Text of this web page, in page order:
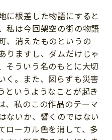
に根差した物語にすると
私は今回架空の街の物語
、消えたものというの
りますし、ダムだけじゃ
そういう名のもとに大切
く。また、図らずも災害
というようなことが起き
、私のこの作品のテーマ
ないか、響くのではない
ローカル色を消して、多